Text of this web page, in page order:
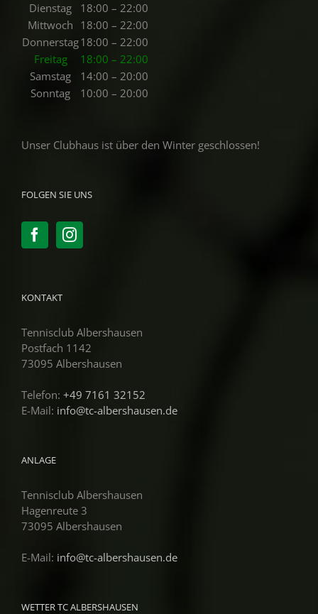
Dienstag
18:00 – 22:00
Mittwoch 18:00 – 22:00
Donnerstag18:00 – 22:00
Freitag
18:00 – 22:00
Samstag
14:00 – 20:00
Sonntag
10:00 – 20:00
Unser Clubhaus ist über den Winter geschlossen!
FOLGEN SIE UNS
KONTAKT
Tennisclub Albershausen
Postfach 1142
73095 Albershausen
Telefon: +49 7161 32152
E-Mail: info@tc-albershausen.de
ANLAGE
Tennisclub Albershausen
Hagenreute 3
73095 Albershausen
E-Mail: info@tc-albershausen.de
WETTER TC ALBERSHAUSEN